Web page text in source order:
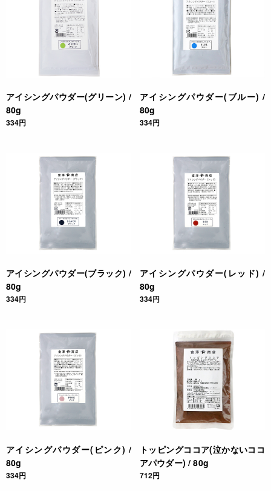
アイシングパウダー(グリーン) /
80g
334円
アイシングパウダー(ブルー) /
80g
334円
アイシングパウダー(ブラック) /
80g
334円
アイシングパウダー(レッド) /
80g
334円
アイシングパウダー(ピンク) /
80g
334円
トッピングココア(泣かないココ
アパウダー) / 80g
712円